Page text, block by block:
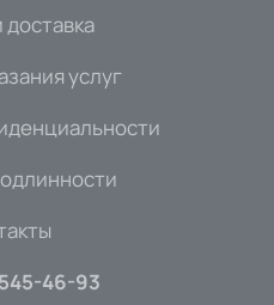
услуг
46-93